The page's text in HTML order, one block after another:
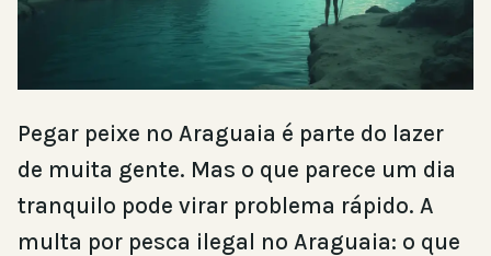
Pegar peixe no Araguaia é parte do lazer
de muita gente. Mas o que parece um dia
tranquilo pode virar problema rápido. A
multa por pesca ilegal no Araguaia: o que